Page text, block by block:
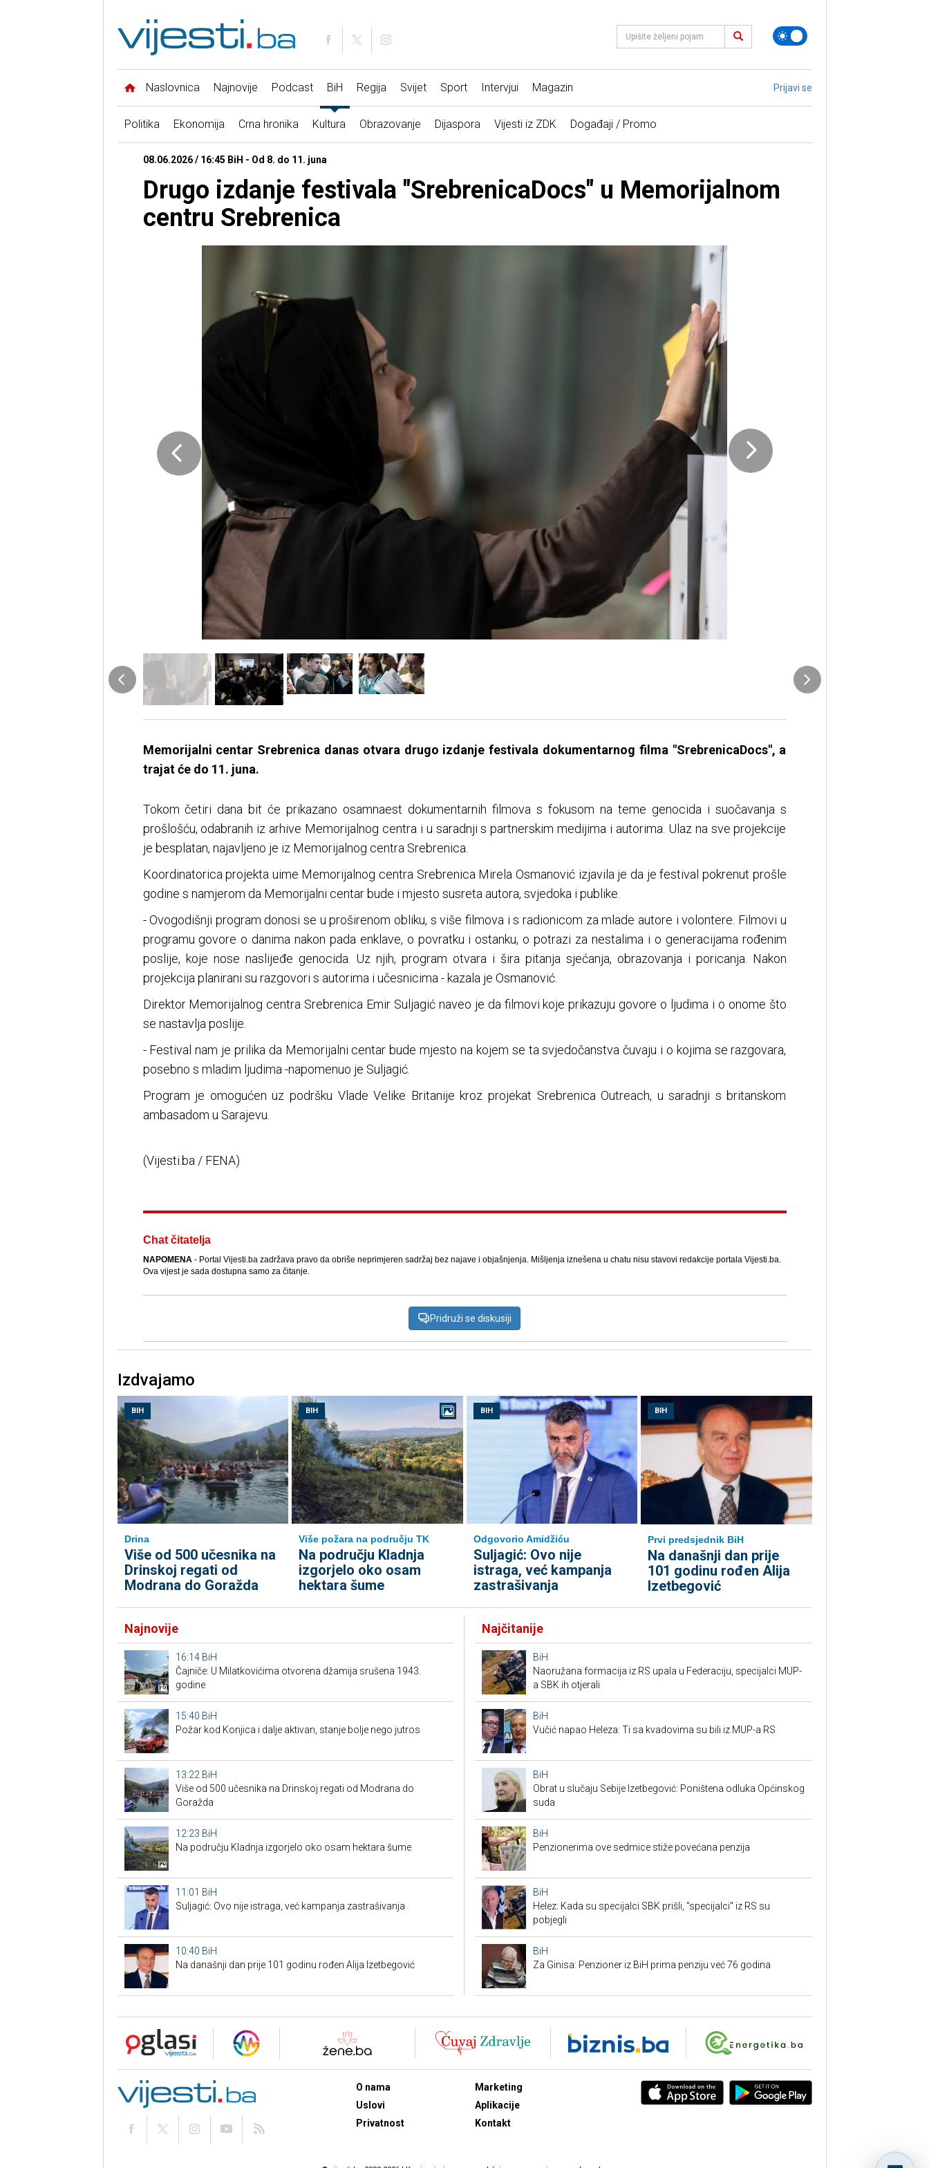
Naslovnica Najnovije Podcast BiH Regija Svijet Sport Intervjui Magazin Prijavi se
Politika Ekonomija Crna hronika Kultura Obrazovanje Dijaspora Vijesti iz ZDK Događaji / Promo
08.06.2026 / 16:45 BiH - Od 8. do 11. juna
Drugo izdanje festivala "SrebrenicaDocs" u Memorijalnom
centru Srebrenica
Memorijalni centar Srebrenica danas otvara drugo izdanje festivala dokumentarnog filma "SrebrenicaDocs", a
trajat će do 11. juna.
Tokom četiri dana bit će prikazano osamnaest dokumentarnih filmova s fokusom na teme genocida i suočavanja s
prošlošću, odabranih iz arhive Memorijalnog centra i u saradnji s partnerskim medijima i autorima. Ulaz na sve projekcije
je besplatan, najavljeno je iz Memorijalnog centra Srebrenica.
Koordinatorica projekta uime Memorijalnog centra Srebrenica Mirela Osmanović izjavila je da je festival pokrenut prošle
godine s namjerom da Memorijalni centar bude i mjesto susreta autora, svjedoka i publike.
- Ovogodišnji program donosi se u proširenom obliku, s više filmova i s radionicom za mlade autore i volontere. Filmovi u
programu govore o danima nakon pada enklave, o povratku i ostanku, o potrazi za nestalima i o generacijama rođenim
poslije, koje nose naslijeđe genocida. Uz njih, program otvara i šira pitanja sjećanja, obrazovanja i poricanja. Nakon
projekcija planirani su razgovori s autorima i učesnicima - kazala je Osmanović.
Direktor Memorijalnog centra Srebrenica Emir Suljagić naveo je da filmovi koje prikazuju govore o ljudima i o onome što
se nastavlja poslije.
- Festival nam je prilika da Memorijalni centar bude mjesto na kojem se ta svjedočanstva čuvaju i o kojima se razgovara,
posebno s mladim ljudima -napomenuo je Suljagić.
Program je omogućen uz podršku Vlade Velike Britanije kroz projekat Srebrenica Outreach, u saradnji s britanskom
ambasadom u Sarajevu.
(Vijesti.ba / FENA)
Chat čitatelja
NAPOMENA - Portal Vijesti.ba zadržava pravo da obriše neprimjeren sadržaj bez najave i objašnjenja. Mišljenja iznešena u chatu nisu stavovi redakcije portala Vijesti.ba.
Ova vijest je sada dostupna samo za čitanje.
Pridruži se diskusiji
Izdvajamo
BIH
Drina
Više od 500 učesnika na
Drinskoj regati od
Modrana do Goražda
BIH
Više požara na području TK
Na području Kladnja
izgorjelo oko osam
hektara šume
BIH
Odgovorio Amidžiću
Suljagić: Ovo nije
istraga, već kampanja
zastrašivanja
BIH
Prvi predsjednik BiH
Na današnji dan prije
101 godinu rođen Alija
Izetbegović
Najnovije
16:14 BiH
Čajniče: U Milatkovićima otvorena džamija srušena 1943.
godine
15:40 BiH
Požar kod Konjica i dalje aktivan, stanje bolje nego jutros
13:22 BiH
Više od 500 učesnika na Drinskoj regati od Modrana do
Goražda
12:23 BiH
Na području Kladnja izgorjelo oko osam hektara šume
11:01 BiH
Suljagić: Ovo nije istraga, već kampanja zastrašivanja
10:40 BiH
Na današnji dan prije 101 godinu rođen Alija Izetbegović
Najčitanije
BiH
Naoružana formacija iz RS upala u Federaciju, specijalci MUP-
a SBK ih otjerali
BiH
Vučić napao Heleza: Ti sa kvadovima su bili iz MUP-a RS
BiH
Obrat u slučaju Sebije Izetbegović: Poništena odluka Općinskog
suda
BiH
Penzionerima ove sedmice stiže povećana penzija
BiH
Helez: Kada su specijalci SBK prišli, "specijalci" iz RS su
pobjegli
BiH
Za Ginisa: Penzioner iz BiH prima penziju već 76 godina
O nama
Uslovi
Privatnost
Marketing
Aplikacije
Kontakt